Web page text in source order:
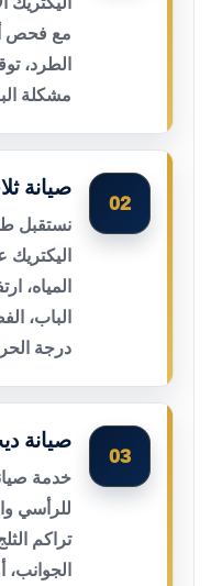
مع فحص
الطرد،
مشكلة
02
صيانة
نستقبل
المياه،
الباب،
درجة
03
صيانة
خدمة
للرأسي
تراكم